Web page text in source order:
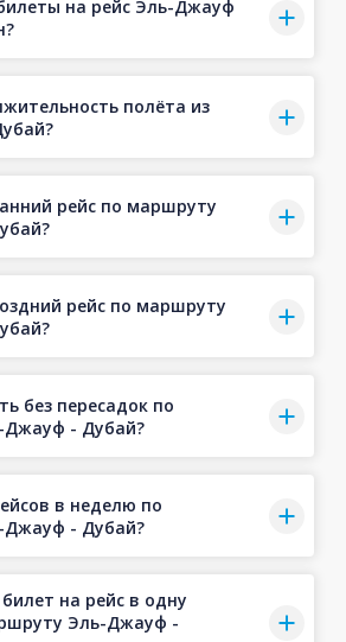
на рейс Эль-Джауф
полёта из
рейс по маршруту
рейс по маршруту
без пересадок по
- Дубай?
в неделю по
- Дубай?
на рейс в одну
Эль-Джауф -